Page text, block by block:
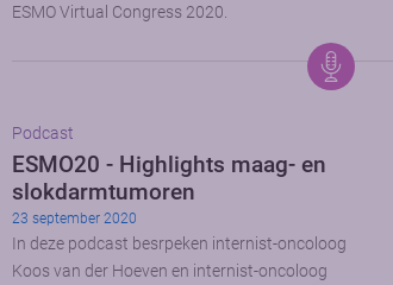
ESMO Virtual Congress 2020.
Podcast
ESMO20 - Highlights maag- en
slokdarmtumoren
23 september 2020
In deze podcast besrpeken internist-oncoloog
Koos van der Hoeven en internist-oncoloog